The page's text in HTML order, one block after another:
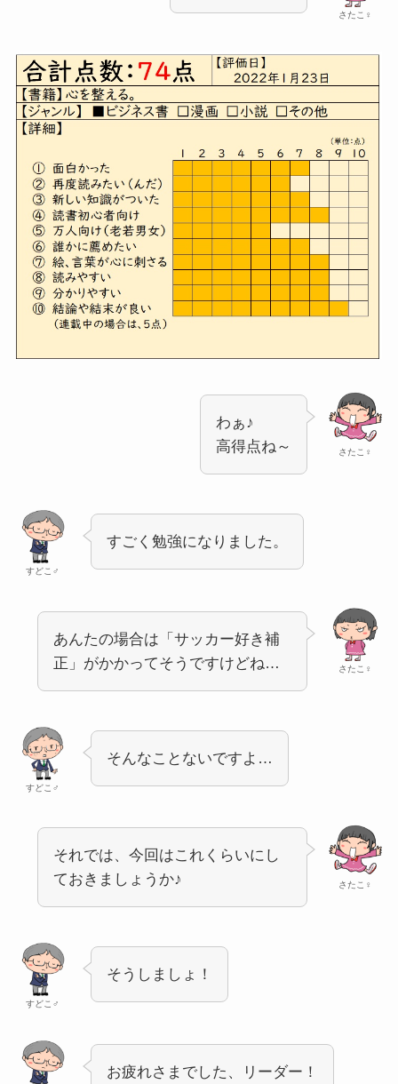
さたこ♀
さたこ♀
わぁ♪
高得点ね～
すどこ♂
すごく勉強になりました。
さたこ♀
あんたの場合は「サッカー好き補
正」がかかってそうですけどね…
すどこ♂
そんなことないですよ…
さたこ♀
それでは、今回はこれくらいにし
ておきましょうか♪
すどこ♂
そうしましょ！
お疲れさまでした、リーダー！